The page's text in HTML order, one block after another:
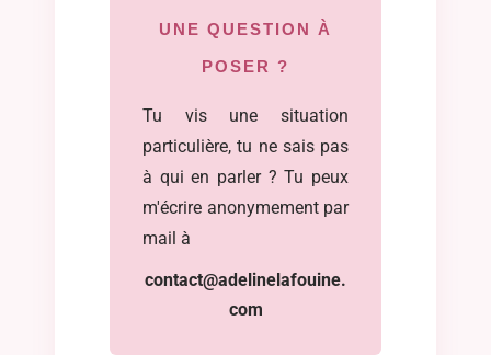
UNE QUESTION À
POSER ?
Tu vis une situation
particulière, tu ne sais pas
à qui en parler ? Tu peux
m'écrire anonymement par
mail à
contact@adelinelafouine.
com